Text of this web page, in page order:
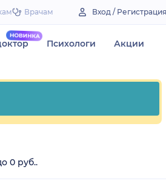
Врачам Вход / Регистрация
Психологи Акции
0 руб..